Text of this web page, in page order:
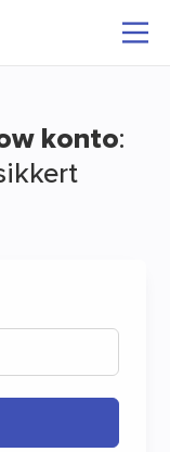
konto: